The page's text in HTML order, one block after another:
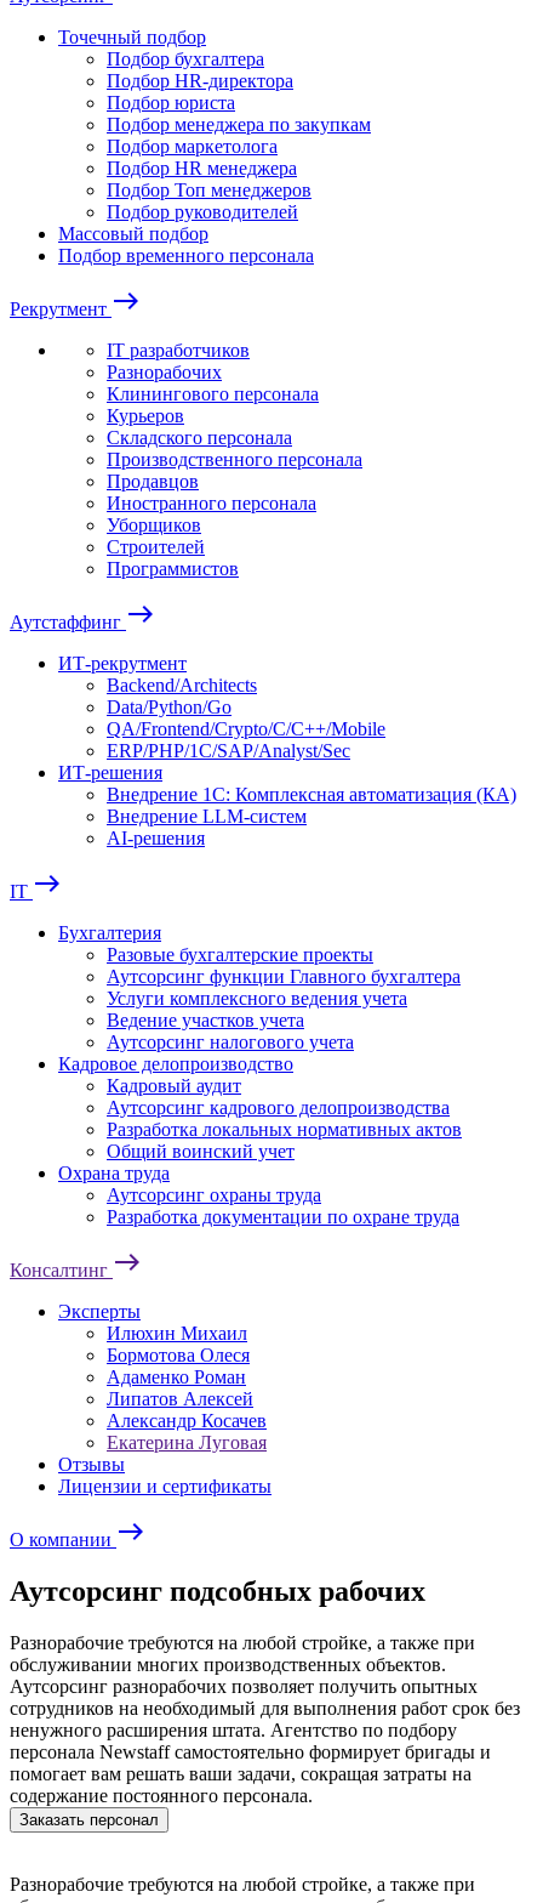
Точечный подбор
Подбор бухгалтера
Подбор HR-директора
Подбор юриста
Подбор менеджера по закупкам
Подбор маркетолога
Подбор HR менеджера
Подбор Топ менеджеров
Подбор руководителей
Массовый подбор
Подбор временного персонала
Рекрутмент east
IT разработчиков
Разнорабочих
Клинингового персонала
Курьеров
Складского персонала
Производственного персонала
Продавцов
Иностранного персонала
Уборщиков
Строителей
Программистов
Аутстаффинг east
ИТ-рекрутмент
Backend/Architects
Data/Python/Go
QA/Frontend/Crypto/C/C++/Mobile
ERP/PHP/1C/SAP/Analyst/Sec
ИТ-решения
Внедрение 1С: Комплексная автоматизация (КА)
Внедрение LLM-систем
AI-решения
IT east
Бухгалтерия
Разовые бухгалтерские проекты
Аутсорсинг функции Главного бухгалтера
Услуги комплексного ведения учета
Ведение участков учета
Аутсорсинг налогового учета
Кадровое делопроизводство
Кадровый аудит
Аутсорсинг кадрового делопроизводства
Разработка локальных нормативных актов
Общий воинский учет
Охрана труда
Аутсорсинг охраны труда
Разработка документации по охране труда
Консалтинг east
Эксперты
Илюхин Михаил
Бормотова Олеся
Адаменко Роман
Липатов Алексей
Александр Косачев
Екатерина Луговая
Отзывы
Лицензии и сертификаты
О компании east
Аутсорсинг подсобных рабочих
Разнорабочие требуются на любой стройке, а также при
обслуживании многих производственных объектов.
Аутсорсинг разнорабочих позволяет получить опытных
сотрудников на необходимый для выполнения работ срок без
ненужного расширения штата. Агентство по подбору
персонала Newstaff самостоятельно формирует бригады и
помогает вам решать ваши задачи, сокращая затраты на
содержание постоянного персонала.
Заказать персонал
Разнорабочие требуются на любой стройке, а также при